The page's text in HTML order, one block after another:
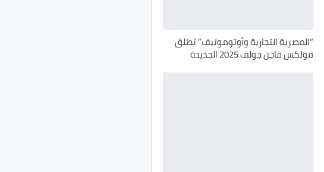
“المصرية التجارية وأوتوموتيف” تطلق
فولكس فاجن جولف 2025 الجديدة